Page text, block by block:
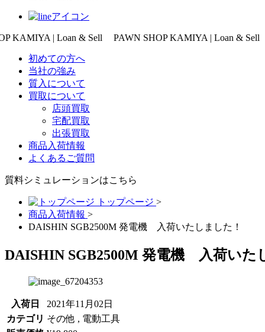
& Sell PAWN SHOP KAMIYA | Loan & Sell PAWN
初めての方へ
当社の強み
質入について
買取について
店頭買取
宅配買取
出張買取
商品入荷情報
よくあるご質問
質料シミュレーションはこちら
トップページ >
商品入荷情報 >
DAISHIN SGB2500M 発電機 入荷いたしました！
DAISHIN SGB2500M 発電機 入荷いた
入荷日
2021年11月02日
カテゴリ その他 , 電動工具